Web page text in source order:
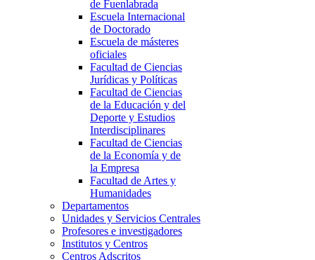
de Fuenlabrada
Escuela Internacional
de Doctorado
Escuela de másteres
oficiales
Facultad de Ciencias
Jurídicas y Políticas
Facultad de Ciencias
de la Educación y del
Deporte y Estudios
Interdisciplinares
Facultad de Ciencias
de la Economía y de
la Empresa
Facultad de Artes y
Humanidades
Departamentos
Unidades y Servicios Centrales
Profesores e investigadores
Institutos y Centros
Centros Adscritos